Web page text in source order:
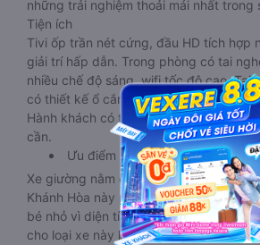
những trải nghiệm thoải mái nhất trong
Tiện ích
Tivi ốp trần nét cứng, đầu HD tích hợp
giải trí hấp dẫn. Trong phòng có tai
nhiều chế độ sáng, wifi tốc độ cao. Tại
có thiết kế ổ cắm sạc đa năng nguồn
Hành khách có thể sạc điện thoại, sạc
cần.
Ưu điểm
Xe giường nằm đôi đi Diên Khánh -
Khánh Hòa này phù hợp cho các cặp
bé nhỏ vì diện tích phòng rộng, riêng
cho loại xe này là không bắt khách